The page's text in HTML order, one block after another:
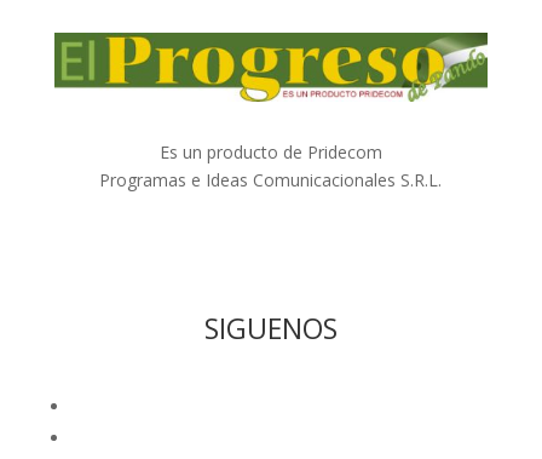
Es un producto de Pridecom
Programas e Ideas Comunicacionales S.R.L.
SIGUENOS